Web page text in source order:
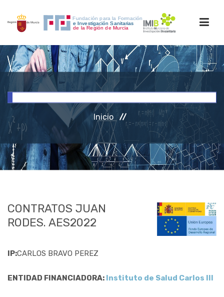
INICIO
INVESTIGACIÓN
RRHH
ACCESO PERSONAL
Inicio
CONTRATOS JUAN
RODES. AES2022
IP:CARLOS BRAVO PEREZ
ENTIDAD FINANCIADORA: Instituto de Salud Carlos III